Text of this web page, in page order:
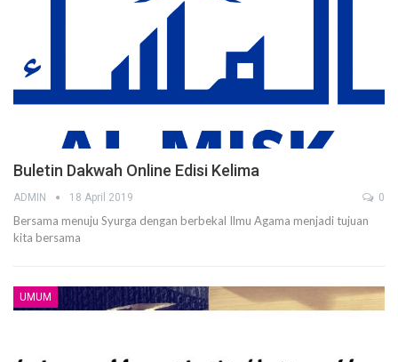
Buletin Dakwah Online Edisi Kelima
ADMIN 18 April 2019 0
Bersama menuju Syurga dengan berbekal Ilmu Agama menjadi tujuan
kita bersama
UMUM